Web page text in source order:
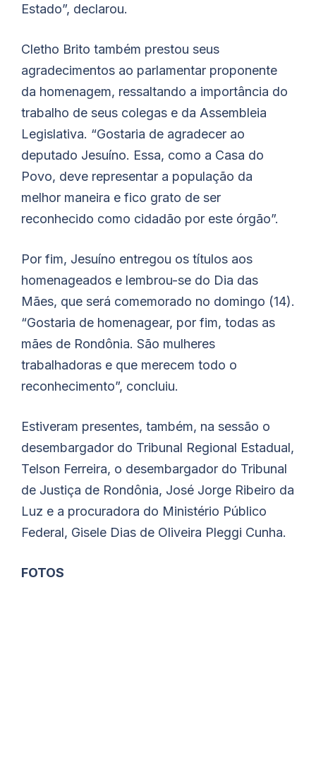
Estado”, declarou.
Cletho Brito também prestou seus
agradecimentos ao parlamentar proponente
da homenagem, ressaltando a importância do
trabalho de seus colegas e da Assembleia
Legislativa. “Gostaria de agradecer ao
deputado Jesuíno. Essa, como a Casa do
Povo, deve representar a população da
melhor maneira e fico grato de ser
reconhecido como cidadão por este órgão”.
Por fim, Jesuíno entregou os títulos aos
homenageados e lembrou-se do Dia das
Mães, que será comemorado no domingo (14).
“Gostaria de homenagear, por fim, todas as
mães de Rondônia. São mulheres
trabalhadoras e que merecem todo o
reconhecimento”, concluiu.
Estiveram presentes, também, na sessão o
desembargador do Tribunal Regional Estadual,
Telson Ferreira, o desembargador do Tribunal
de Justiça de Rondônia, José Jorge Ribeiro da
Luz e a procuradora do Ministério Público
Federal, Gisele Dias de Oliveira Pleggi Cunha.
FOTOS